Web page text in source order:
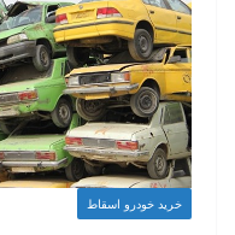
خرید خودرو اسقاط